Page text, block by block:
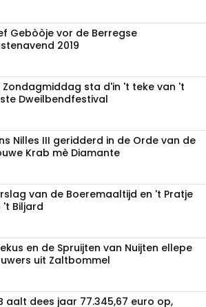
Gebòòje vor de Berregse
2019
Zondagmiddag sta d'in 't teke van 't
Dweilbendfestival
Nilles III geridderd in de Orde van de
Krab mè Diamante
van de Boeremaaltijd en 't Pratje
't Biljard
en de Spruijten van Nuijten ellepe
uit Zaltbommel
aalt dees jaar 77.345,67 euro op,